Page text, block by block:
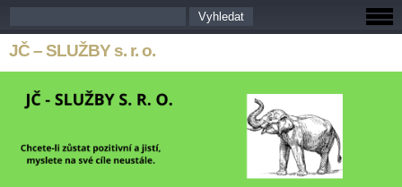
JČ – SLUŽBY s. r. o.